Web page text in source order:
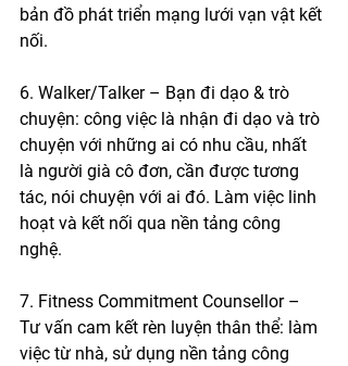
bản đồ phát triển mạng lưới vạn vật kết
nối.
6. Walker/Talker – Bạn đi dạo & trò
chuyện: công việc là nhận đi dạo và trò
chuyện với những ai có nhu cầu, nhất
là người già cô đơn, cần được tương
tác, nói chuyện với ai đó. Làm việc linh
hoạt và kết nối qua nền tảng công
nghệ.
7. Fitness Commitment Counsellor –
Tư vấn cam kết rèn luyện thân thể: làm
việc từ nhà, sử dụng nền tảng công